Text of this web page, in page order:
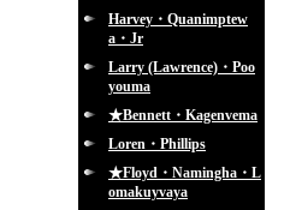
Harvey・Quanimptew
a・Jr
Larry (Lawrence)・Poo
youma
★Bennett・Kagenvema
Loren・Phillips
★Floyd・Namingha・L
omakuyvaya